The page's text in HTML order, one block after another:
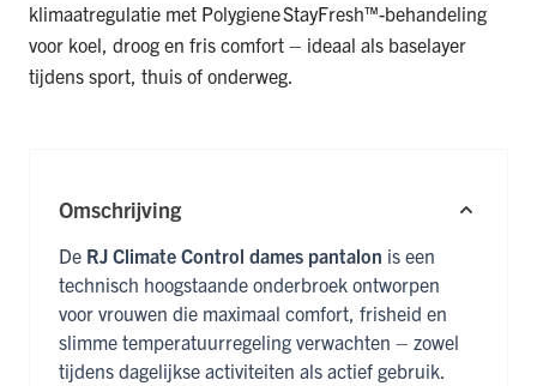
klimaatregulatie met Polygiene StayFresh™-behandeling
voor koel, droog en fris comfort – ideaal als baselayer
tijdens sport, thuis of onderweg.
Omschrijving
De RJ Climate Control dames pantalon is een
technisch hoogstaande onderbroek ontworpen
voor vrouwen die maximaal comfort, frisheid en
slimme temperatuurregeling verwachten – zowel
tijdens dagelijkse activiteiten als actief gebruik.